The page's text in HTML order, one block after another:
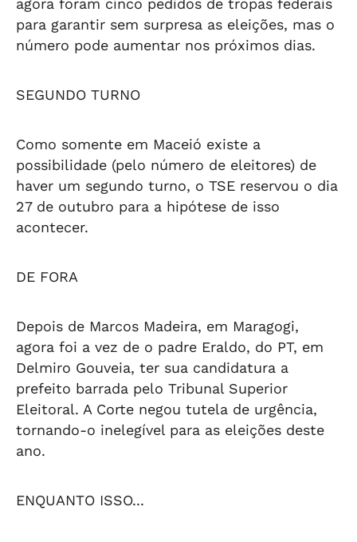
agora foram cinco pedidos de tropas federais
para garantir sem surpresa as eleições, mas o
número pode aumentar nos próximos dias.
SEGUNDO TURNO
Como somente em Maceió existe a
possibilidade (pelo número de eleitores) de
haver um segundo turno, o TSE reservou o dia
27 de outubro para a hipótese de isso
acontecer.
DE FORA
Depois de Marcos Madeira, em Maragogi,
agora foi a vez de o padre Eraldo, do PT, em
Delmiro Gouveia, ter sua candidatura a
prefeito barrada pelo Tribunal Superior
Eleitoral. A Corte negou tutela de urgência,
tornando-o inelegível para as eleições deste
ano.
ENQUANTO ISSO...